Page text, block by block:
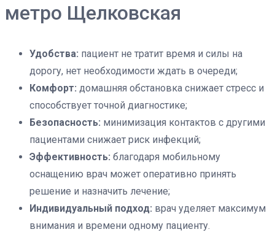
метро Щелковская
Удобства: пациент не тратит время и силы на
дорогу, нет необходимости ждать в очереди;
Комфорт: домашняя обстановка снижает стресс и
способствует точной диагностике;
Безопасность: минимизация контактов с другими
пациентами снижает риск инфекций;
Эффективность: благодаря мобильному
оснащению врач может оперативно принять
решение и назначить лечение;
Индивидуальный подход: врач уделяет максимум
внимания и времени одному пациенту.